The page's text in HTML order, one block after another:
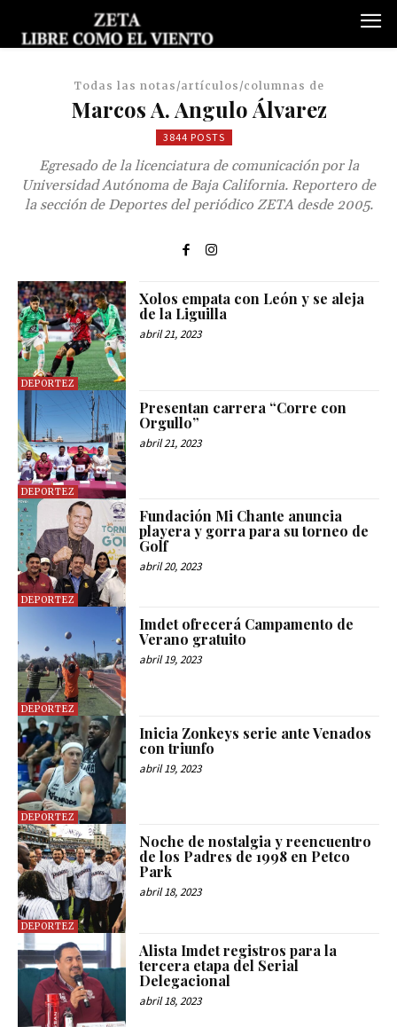
Todas las notas/artículos/columnas de
Marcos A. Angulo Álvarez
3844 POSTS
Egresado de la licenciatura de comunicación por la
Universidad Autónoma de Baja California. Reportero de
la sección de Deportes del periódico ZETA desde 2005.
DEPORTEZ
Xolos empata con León y se aleja
de la Liguilla
abril 21, 2023
DEPORTEZ
Presentan carrera “Corre con
Orgullo”
abril 21, 2023
DEPORTEZ
Fundación Mi Chante anuncia
playera y gorra para su torneo de
Golf
abril 20, 2023
DEPORTEZ
Imdet ofrecerá Campamento de
Verano gratuito
abril 19, 2023
DEPORTEZ
Inicia Zonkeys serie ante Venados
con triunfo
abril 19, 2023
DEPORTEZ
Noche de nostalgia y reencuentro
de los Padres de 1998 en Petco
Park
abril 18, 2023
Alista Imdet registros para la
tercera etapa del Serial
Delegacional
abril 18, 2023